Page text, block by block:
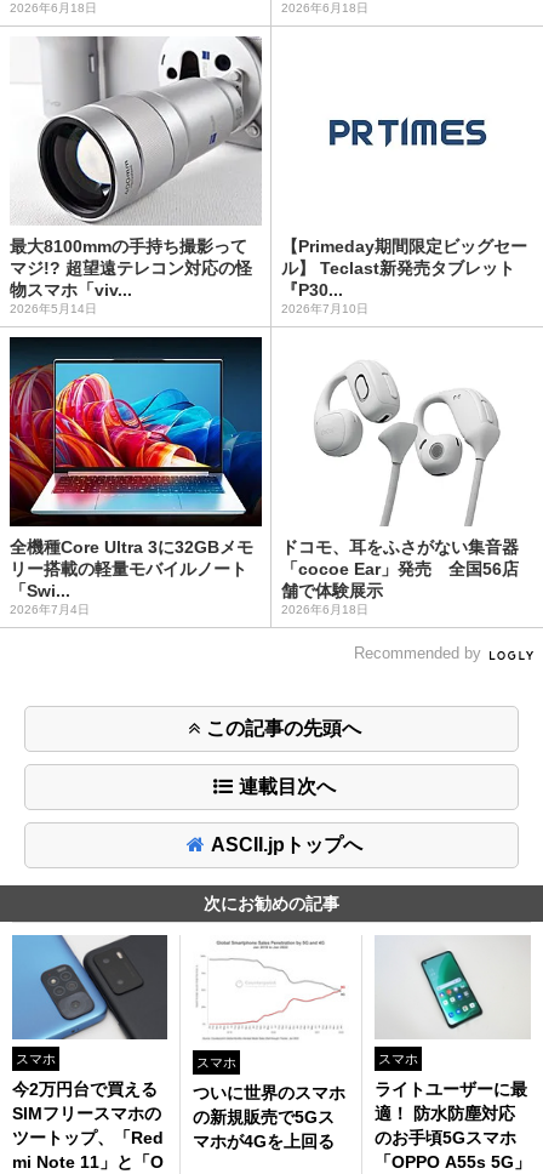
2026年6月18日 2026年6月18日
最大8100mmの手持ち撮影って
マジ!? 超望遠テレコン対応の怪
物スマホ「viv...
2026年5月14日
【Primeday期間限定ビッグセー
ル】 Teclast新発売タブレット
『P30...
2026年7月10日
全機種Core Ultra 3に32GBメモ
リー搭載の軽量モバイルノート
「Swi...
2026年7月4日
ドコモ、耳をふさがない集音器
「cocoe Ear」発売 全国56店
舗で体験展示
2026年6月18日
Recommended by
この記事の先頭へ
連載目次へ
ASCII.jpトップへ
次にお勧めの記事
スマホ
今2万円台で買える
SIMフリースマホの
ツートップ、「Red
mi Note 11」と「O
スマホ
ついに世界のスマホ
の新規販売で5Gス
マホが4Gを上回る
スマホ
ライトユーザーに最
適！ 防水防塵対応
のお手頃5Gスマホ
「OPPO A55s 5G」